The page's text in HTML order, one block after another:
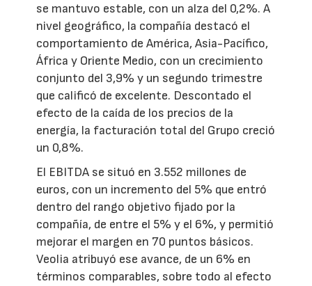
se mantuvo estable, con un alza del 0,2%. A
nivel geográfico, la compañía destacó el
comportamiento de América, Asia-Pacífico,
África y Oriente Medio, con un crecimiento
conjunto del 3,9% y un segundo trimestre
que calificó de excelente. Descontado el
efecto de la caída de los precios de la
energía, la facturación total del Grupo creció
un 0,8%.
El EBITDA se situó en 3.552 millones de
euros, con un incremento del 5% que entró
dentro del rango objetivo fijado por la
compañía, de entre el 5% y el 6%, y permitió
mejorar el margen en 70 puntos básicos.
Veolia atribuyó ese avance, de un 6% en
términos comparables, sobre todo al efecto